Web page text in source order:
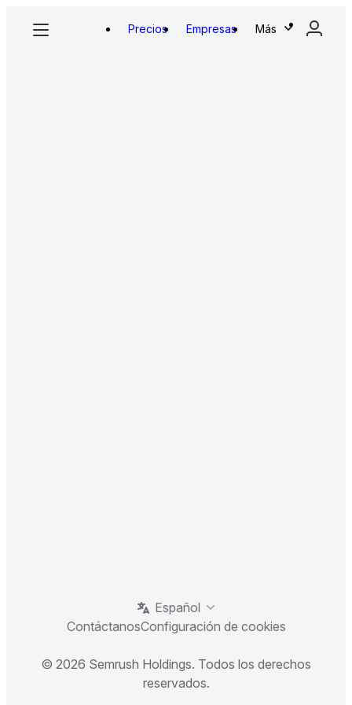
Precios Empresas Más
Español
ContáctanosConfiguración de cookies
© 2026 Semrush Holdings. Todos los derechos
reservados.